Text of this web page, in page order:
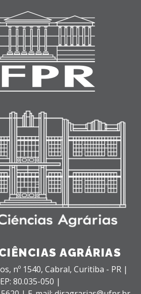
AGRÁRIAS
nº 1540, Cabral, Curitiba - PR |
80.035-050 |